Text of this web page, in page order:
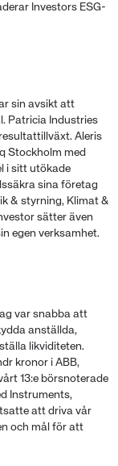
Investors ESG-
sin avsikt att
Patricia Industries
Aleris
Stockholm med
i sitt utökade
sina företag
& styrning, Klimat &
sätter även
egen verksamhet.
var snabba att
anställda,
likviditeten.
kronor i ABB,
13:e börsnoterade
Instruments,
att driva vår
och mål för att